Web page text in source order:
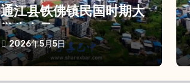
通江县铁佛镇民国时期大
学生名录
2026年5月5日